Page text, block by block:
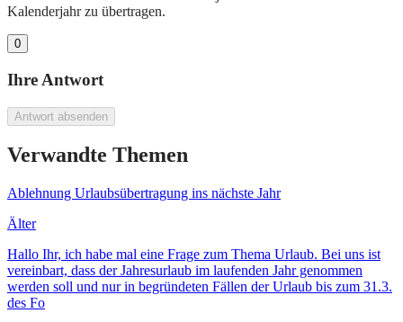
Kalenderjahr zu übertragen.
0
Ihre Antwort
Antwort absenden
Verwandte Themen
Ablehnung Urlaubsübertragung ins nächste Jahr
Älter
Hallo Ihr, ich habe mal eine Frage zum Thema Urlaub. Bei uns ist
vereinbart, dass der Jahresurlaub im laufenden Jahr genommen
werden soll und nur in begründeten Fällen der Urlaub bis zum 31.3.
des Fo